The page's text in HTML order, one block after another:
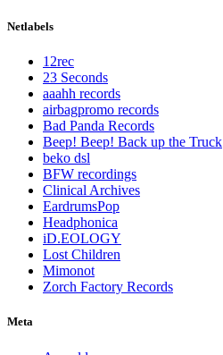
Netlabels
12rec
23 Seconds
aaahh records
airbagpromo records
Bad Panda Records
Beep! Beep! Back up the Truck
beko dsl
BFW recordings
Clinical Archives
EardrumsPop
Headphonica
iD.EOLOGY
Lost Children
Mimonot
Zorch Factory Records
Meta